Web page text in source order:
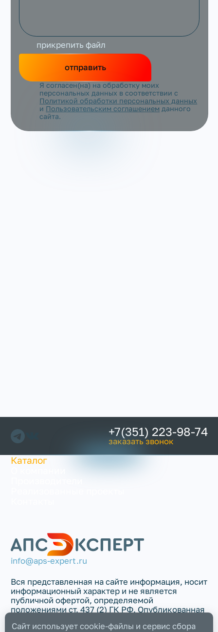
прикрепить файл
отправить
Я согласен(на) на обработку моих
персональных данных в соответствии с
Политикой обработки персональных данных
и Пользовательским соглашением данного
сайта.
+7(351) 223-98-74
заказать звонок
Каталог
info@aps-expert.ru
Вся представленная на сайте информация, носит
информационный характер и не является
публичной офертой, определяемой
положениями ст. 437 (2) ГК РФ. Опубликованная
изменена в любое время без предварительного
Сайт использует cookie-файлы и сервис сбора